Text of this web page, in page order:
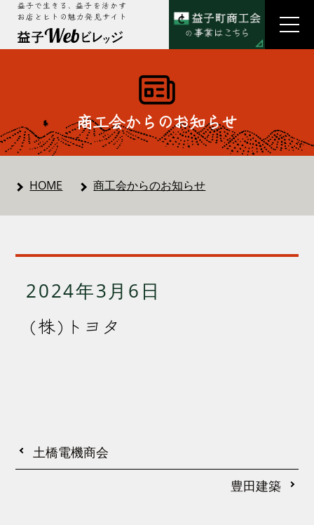
益子で生きる、益子を活かす
お店とヒトの魅力発見サイト
商工会からのお知らせ
HOME 商工会からのお知らせ
2024年3月6日
(株)トヨタ
土橋電機商会
豊田建築